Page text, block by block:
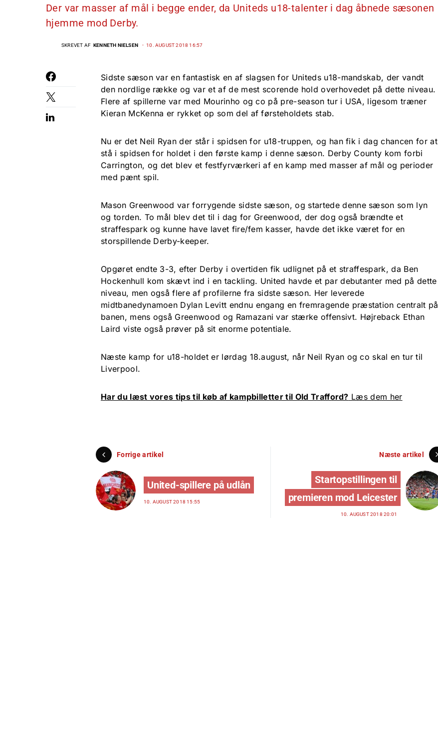
Der var masser af mål i begge ender, da Uniteds u18-talenter i dag åbnede sæsonen
hjemme mod Derby.
SKREVET AF KENNETH NIELSEN 10. AUGUST 2018 16:57
Sidste sæson var en fantastisk en af slagsen for Uniteds u18-mandskab, der vandt
den nordlige række og var et af de mest scorende hold overhovedet på dette niveau.
Flere af spillerne var med Mourinho og co på pre-season tur i USA, ligesom træner
Kieran McKenna er rykket op som del af førsteholdets stab.
Nu er det Neil Ryan der står i spidsen for u18-truppen, og han fik i dag chancen for at
stå i spidsen for holdet i den første kamp i denne sæson. Derby County kom forbi
Carrington, og det blev et festfyrværkeri af en kamp med masser af mål og perioder
med pænt spil.
Mason Greenwood var forrygende sidste sæson, og startede denne sæson som lyn
og torden. To mål blev det til i dag for Greenwood, der dog også brændte et
straffespark og kunne have lavet fire/fem kasser, havde det ikke været for en
storspillende Derby-keeper.
Opgøret endte 3-3, efter Derby i overtiden fik udlignet på et straffespark, da Ben
Hockenhull kom skævt ind i en tackling. United havde et par debutanter med på dette
niveau, men også flere af profilerne fra sidste sæson. Her leverede
midtbanedynamoen Dylan Levitt endnu engang en fremragende præstation centralt på
banen, mens også Greenwood og Ramazani var stærke offensivt. Højreback Ethan
Laird viste også prøver på sit enorme potentiale.
Næste kamp for u18-holdet er lørdag 18.august, når Neil Ryan og co skal en tur til
Liverpool.
Har du læst vores tips til køb af kampbilletter til Old Trafford? Læs dem her
Forrige artikel
United-spillere på udlån
10. AUGUST 2018 15:55
Næste artikel
Startopstillingen til
premieren mod Leicester
10. AUGUST 2018 20:01